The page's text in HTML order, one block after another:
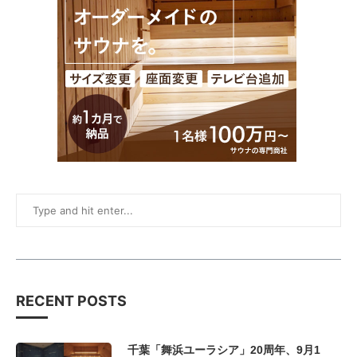
RECENT POSTS
千葉「舞浜ユーラシア」20周年、9月1